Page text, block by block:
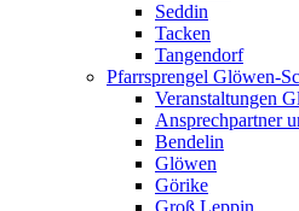
Seddin
Tacken
Tangendorf
Pfarrsprengel Glöwen-
Veranstaltungen
Ansprechpartner
Bendelin
Glöwen
Görike
Groß Leppin